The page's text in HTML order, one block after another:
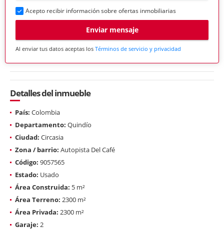
Acepto recibir información sobre ofertas inmobiliarias
Enviar mensaje
Al enviar tus datos aceptas los Términos de servicio y privacidad
Detalles del inmueble
País: Colombia
Departamento: Quindío
Ciudad: Circasia
Zona / barrio: Autopista Del Café
Código: 9057565
Estado: Usado
Área Construida: 5 m²
Área Terreno: 2300 m²
Área Privada: 2300 m²
Garaje: 2